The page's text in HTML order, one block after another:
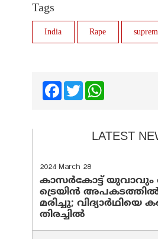
Tags
India Rape
FacebookTwitter
LATEST
2024 March 28
കാസർകോട്ട് യുവാവും
ട്രെയിൻ
മരിച്ചു; വിദ്യാർഥിയെ
തിരച്ചിൽ